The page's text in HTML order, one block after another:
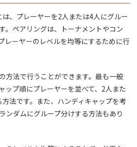
、プレーヤーを2人または4人にグルー
。ペアリングは、トーナメントやコン
レーヤーのレベルを均等にするために行
方法で行うことができます。最も一般
ップ順にプレーヤーを並べて、2人また
法です。また、ハンディキャップを考
ンダムにグループ分けする方法もあり